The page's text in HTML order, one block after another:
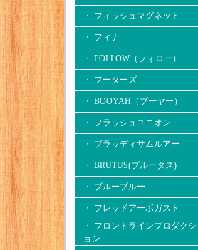
・ フィッシュマグネット
・ フィナ
・ FOLLOW（フォロー）
・ フーターズ
・ BOOYAH（ブーヤー）
・ フラッシュユニオン
・ ブラッディサムルアー
・ BRUTUS(ブルータス)
・ ブルーブルー
・ フレッドアーボガスト
・ フロントラインプロダクシ
ョン